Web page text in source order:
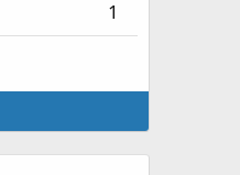
1